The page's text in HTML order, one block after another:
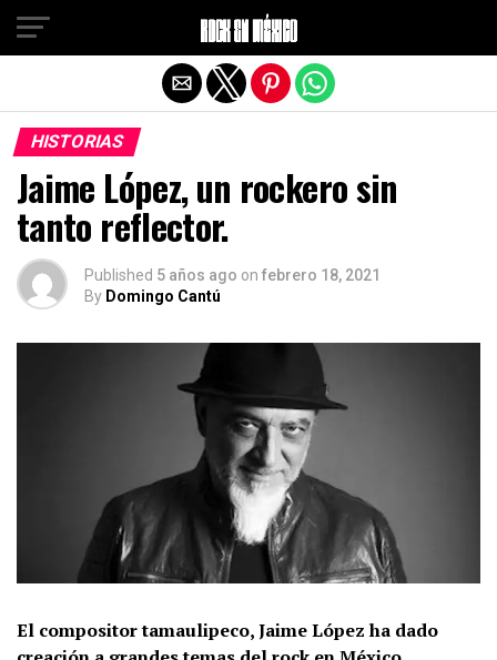
HISTORIAS
Jaime López, un rockero sin
tanto reflector.
Published 5 años ago on febrero 18, 2021
By Domingo Cantú
El compositor tamaulipeco, Jaime López ha dado
Salir de la versión móvil